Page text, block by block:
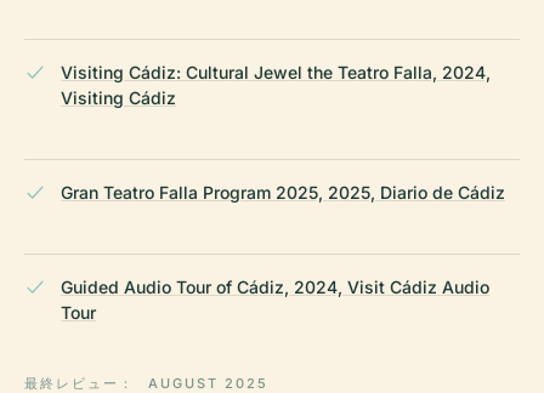
Visiting Cádiz: Cultural Jewel the Teatro Falla, 2024,
Visiting Cádiz
Gran Teatro Falla Program 2025, 2025, Diario de Cádiz
Guided Audio Tour of Cádiz, 2024, Visit Cádiz Audio
Tour
最終レビュー： AUGUST 2025